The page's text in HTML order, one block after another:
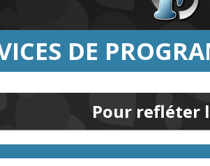
DE
Pour refléter